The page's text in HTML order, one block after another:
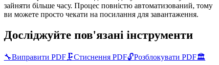
зайняти більше часу. Процес повністю автоматизований, тому
ви можете просто чекати на посилання для завантаження.
Досліджуйте пов'язані інструменти
🔧Виправити PDF🗜️Стиснення PDF🔓Розблокувати PDF🏛️